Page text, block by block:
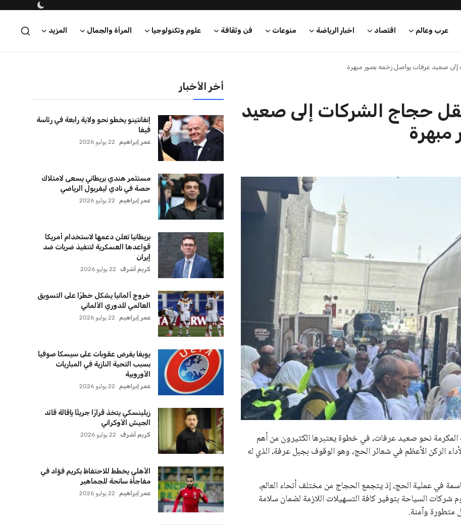
عرب وعالم اقتصاد اخبار الرياضة منوعات فن وثقافة علوم وتكنولوجيا المرأة والجمال المزيد
صعيد عرفات يواصل زخمه بصور مبهرة
حجاج الشركات إلى صعيد
نحو صعيد عرفات، في خطوة يعتبرها الكثيرون من أهم
الركن الأعظم في شعائر الحج، وهو الوقوف بجبل عرفة، الذي له
في عملية الحج، إذ يتجمع الحجاج من مختلف أنحاء العالم،
شركات السياحة بتوفير كافة التسهيلات اللازمة لضمان سلامة
متطورة وآمنة.
أخر الأخبار
إنفانتينو يخطو نحو ولاية رابعة في رئاسة
فيفا
عمر إبراهيم 22 يوليو 2026
مستثمر هندي بريطاني يسعى لامتلاك
حصة في نادي ليفربول الرياضي
عمر إبراهيم 22 يوليو 2026
بريطانيا تعلن دعمها لاستخدام أمريكا
قواعدها العسكرية لتنفيذ ضربات ضد
إيران
كريم أشرف 22 يوليو 2026
خروج ألمانيا يشكل خطرًا على التسويق
العالمي للدوري الألماني
عمر إبراهيم 22 يوليو 2026
يويفا يفرض عقوبات على سيسكا صوفيا
بسبب التحية النازية في المباريات
الأوروبية
عمر إبراهيم 22 يوليو 2026
زيلينسكي يتخذ قرارًا جريئًا بإقالة قائد
الجيش الأوكراني
كريم أشرف 22 يوليو 2026
الأهلي يخطط للاحتفاظ بكريم فؤاد في
مفاجأة سانحة للجماهير
عمر إبراهيم 22 يوليو 2026